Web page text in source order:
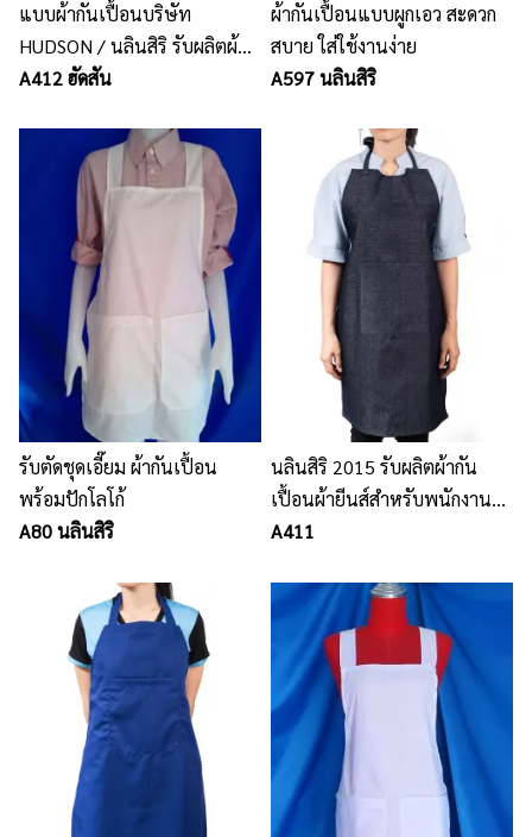
แบบผ้ากันเปื้อนบริษัท
HUDSON / นลินสิริ รับผลิตผ้า
กันเปื้อน
A412 ฮัดสัน
ผ้ากันเปื้อนแบบผูกเอว สะดวก
สบาย ใส่ใช้งานง่าย
A597 นลินสิริ
รับตัดชุดเอี๊ยม ผ้ากันเปื้อน
พร้อมปักโลโก้
A80 นลินสิริ
นลินสิริ 2015 รับผลิตผ้ากัน
เปื้อนผ้ายีนส์สำหรับพนักงาน
โรงงาน ผ้ากันเปื้อนทุกชนิด
A411